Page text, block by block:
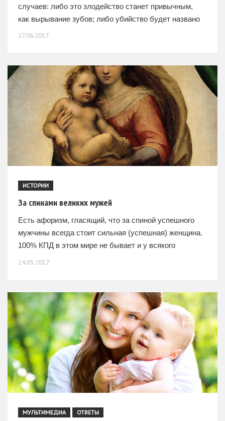
случаев: либо это злодейство станет привычным,
как вырывание зубов; либо убийство будет названо
убийством и заклеймено со всеми вытекающими.
27.06.2017
ИСТОРИИ
За спинами великих мужей
Есть афоризм, гласящий, что за спиной успешного
мужчины всегда стоит сильная (успешная) женщина.
100% КПД в этом мире не бывает и у всякого
24.05.2017
МУЛЬТИМЕДИА ОТВЕТЫ